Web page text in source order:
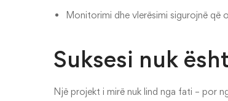
Monitorimi dhe vlerësimi sigurojnë
Suksesi nuk
Një projekt i mirë nuk lind nga fati – por